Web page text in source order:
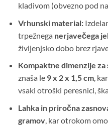
kladivom (obvezno pod
Vrhunski material:
trpežnega nerjavečega
življenjsko dobo brez
Kompaktne dimenzije
znaša le 9 x 2 x 1,5 cm,
vsaki otroški peresnici,
Lahka in priročna
gramov, kar otrokom